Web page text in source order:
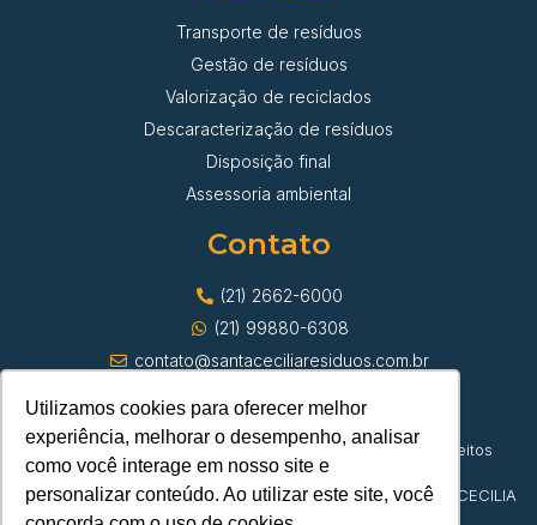
Utilizamos cookies para oferecer melhor
experiência, melhorar o desempenho, analisar
como você interage em nosso site e
personalizar conteúdo. Ao utilizar este site, você
Transporte de resíduos
Gestão de resíduos
Valorização de reciclados
Descaracterização de resíduos
Disposição final
Assessoria ambiental
Contato
(21) 2662-6000
(21) 99880-6308
contato@santaceciliaresiduos.com.br
© Santa Cecília Transporte de Resíduos | Todos os direitos
reservados
CNPJ 42.382.879/0001-23 | DEPOSITO DE PAPEL SANTA CECILIA
LTDA